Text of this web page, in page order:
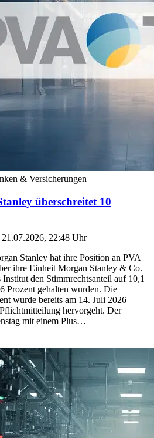
& Versicherungen
überschreitet 10
21.07.2026, 22:48 Uhr
Stanley hat ihre Position an PVA
ihre Einheit Morgan Stanley & Co.
den Stimmrechtsanteil auf 10,1
Prozent gehalten wurden. Die
wurde bereits am 14. Juli 2026
hervorgeht. Der
mit einem Plus…